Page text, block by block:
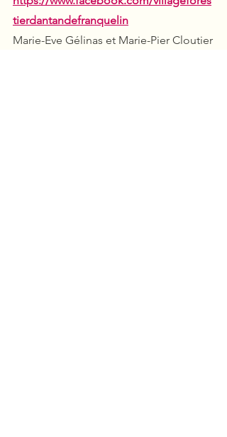
tierdantandefranquelin
Marie-Eve Gélinas et Marie-Pier Cloutier